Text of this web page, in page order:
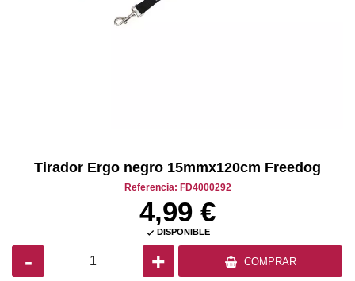
Tirador Ergo negro 15mmx120cm Freedog
Referencia: FD4000292
4,99 €
 DISPONIBLE
- + COMPRAR